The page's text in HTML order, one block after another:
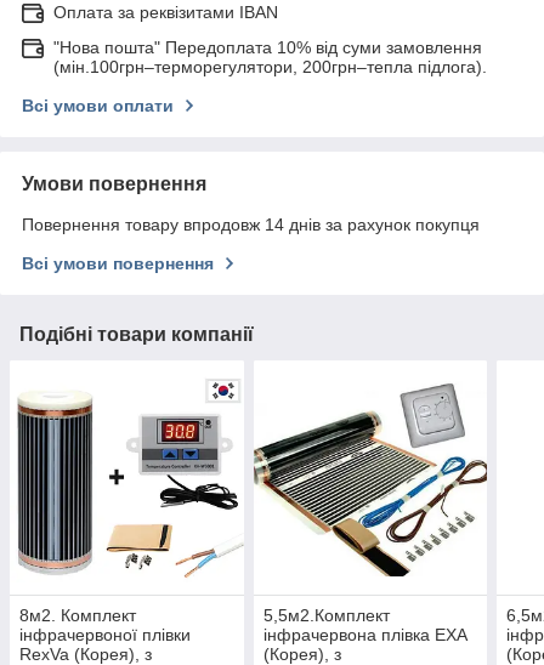
Оплата за реквізитами IBAN
"Нова пошта" Передоплата 10% від суми замовлення
(мін.100грн–терморегулятори, 200грн–тепла підлога).
Всі умови оплати
Умови повернення
Повернення товару впродовж 14 днів за рахунок покупця
Всі умови повернення
Подібні товари компанії
8м2. Комплект
інфрачервоної плівки
RexVa (Корея), з
5,5м2.Комплект
інфрачервона плівка EXA
(Корея), з